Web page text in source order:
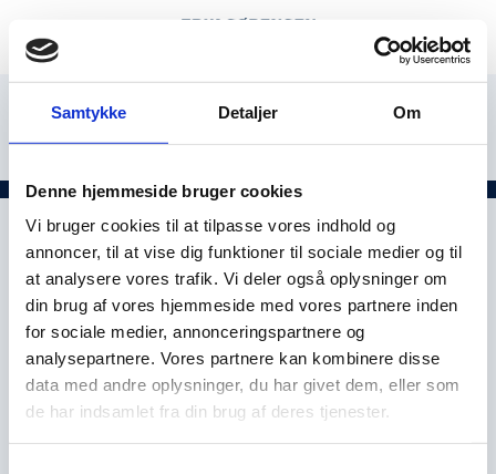
Samtykke Detaljer Om
Denne hjemmeside bruger cookies
Vi bruger cookies til at tilpasse vores indhold og
annoncer, til at vise dig funktioner til sociale medier og til
at analysere vores trafik. Vi deler også oplysninger om
din brug af vores hjemmeside med vores partnere inden
for sociale medier, annonceringspartnere og
analysepartnere. Vores partnere kan kombinere disse
data med andre oplysninger, du har givet dem, eller som
de har indsamlet fra din brug af deres tjenester.